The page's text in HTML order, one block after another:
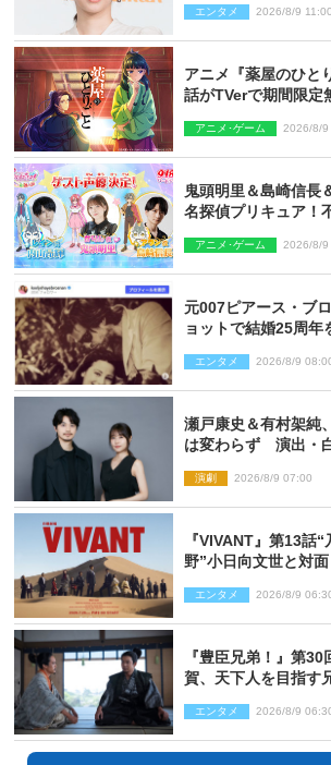
エンタメ 2026/8/9 11:00
アニメ『薬屋のひと
話がTVerで期間限定
アニメ･ゲーム 2026/8/9
鬼頭明里＆島崎信長
名探偵プリキュア！
アニメ･ゲーム 2026/8/9
元007ピアース・ブ
ョットで結婚25周年
エンタメ 2026/8/9
瀬戸康史＆有村架純
は変わらず 演出・
演劇 2026/8/9 07:00
『VIVANT』第13話
野”小日向文世と対
エンタメ 2026/8/9
『豊臣兄弟！』第
賀、天下人を目指す
エンタメ 2026/8/9